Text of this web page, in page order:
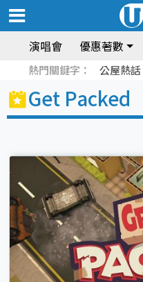
演唱會 優惠著數
熱門關鍵字： 公屋熱話
Get Packed